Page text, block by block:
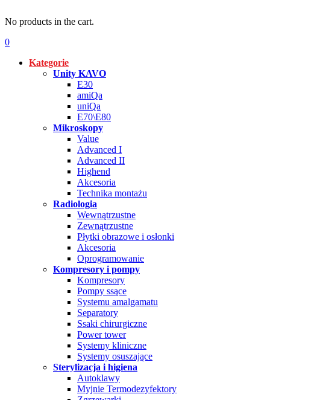
No products in the cart.
0
Kategorie
Unity KAVO
E30
amiQa
uniQa
E70\E80
Mikroskopy
Value
Advanced I
Advanced II
Highend
Akcesoria
Technika montażu
Radiologia
Wewnątrzustne
Zewnątrzustne
Płytki obrazowe i osłonki
Akcesoria
Oprogramowanie
Kompresory i pompy
Kompresory
Pompy ssące
Systemu amalgamatu
Separatory
Ssaki chirurgiczne
Power tower
Systemy kliniczne
Systemy osuszające
Sterylizacja i higiena
Autoklawy
Myjnie Termodezyfektory